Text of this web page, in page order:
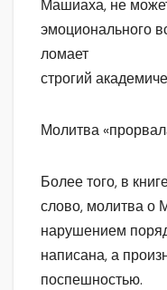
Машиаха, не
эмоционального
ломает
строгий
Молитва
Более того, в
слово, молитва о
нарушением
написана, а
поспешностью.